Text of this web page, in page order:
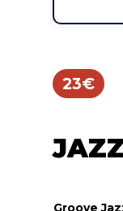
23€
Groove